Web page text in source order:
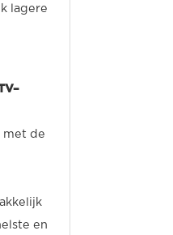
lagere
met de
en